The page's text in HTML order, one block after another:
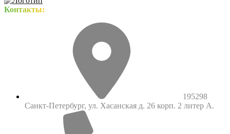
Контакты:
195298
Санкт-Петербург, ул. Хасанская д. 26 корп. 2 литер А.